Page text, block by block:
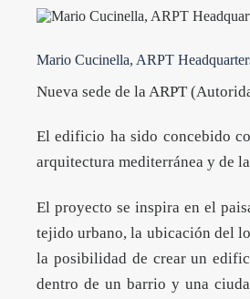
Mario Cucinella, ARPT
Nueva sede de la ARPT
El edificio ha sido concebido
arquitectura mediterránea y de
El proyecto se inspira en el
tejido urbano, la ubicación del
la posibilidad de crear un
dentro de un barrio y una